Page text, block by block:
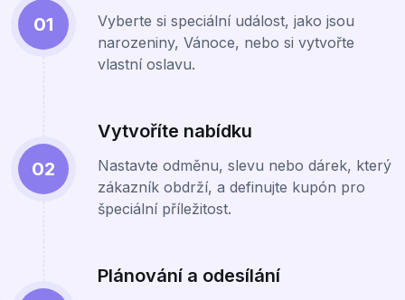
01
Vyberte si speciální událost, jako jsou
narozeniny, Vánoce, nebo si vytvořte
vlastní oslavu.
02
Vytvoříte nabídku
Nastavte odměnu, slevu nebo dárek, který
zákazník obdrží, a definujte kupón pro
špeciální příležitost.
Plánování a odesílání